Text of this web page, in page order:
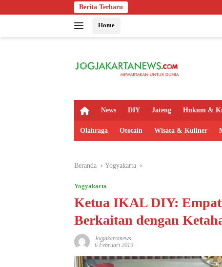
ke
Berita Terbaru Bapas Yogyakarta
Home
H
m
News DIY Jateng Hukum &
Olahraga Ototain Wisata & Kuliner
Beranda Yogyakarta
Yogyakarta
Ketua IKAL DIY: Empat
Berkaitan dengan
Jogjakartanews
6 Februari 2019